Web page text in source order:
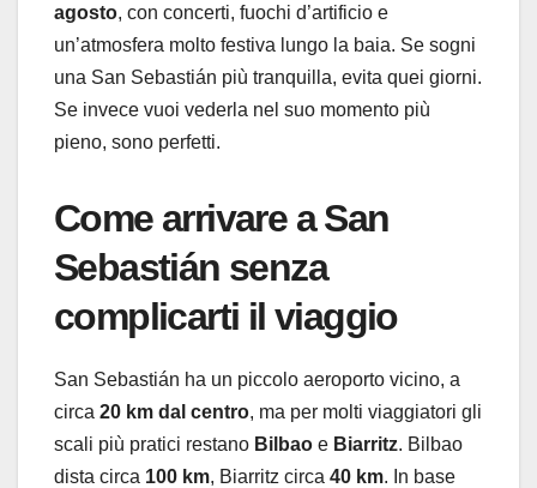
agosto, con concerti, fuochi d’artificio e
un’atmosfera molto festiva lungo la baia. Se sogni
una San Sebastián più tranquilla, evita quei giorni.
Se invece vuoi vederla nel suo momento più
pieno, sono perfetti.
Come arrivare a San
Sebastián senza
complicarti il viaggio
San Sebastián ha un piccolo aeroporto vicino, a
circa 20 km dal centro, ma per molti viaggiatori gli
scali più pratici restano Bilbao e Biarritz. Bilbao
dista circa 100 km, Biarritz circa 40 km. In base